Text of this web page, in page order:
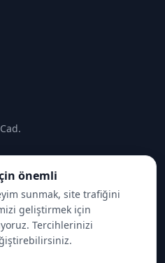
önemli
sunmak, site trafiğini
geliştirmek için
Tercihlerinizi